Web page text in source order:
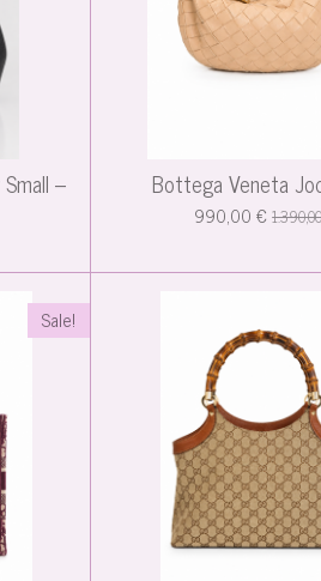
– Bottega Veneta
990,00 €
Sale!